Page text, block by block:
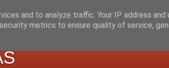
and to analyze traffic. Your IP address and
metrics to ensure quality of service,